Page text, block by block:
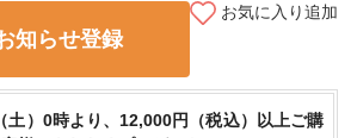
知らせ登録
お気に入り追加
土）0時より、12,000円（税込）以上ご購